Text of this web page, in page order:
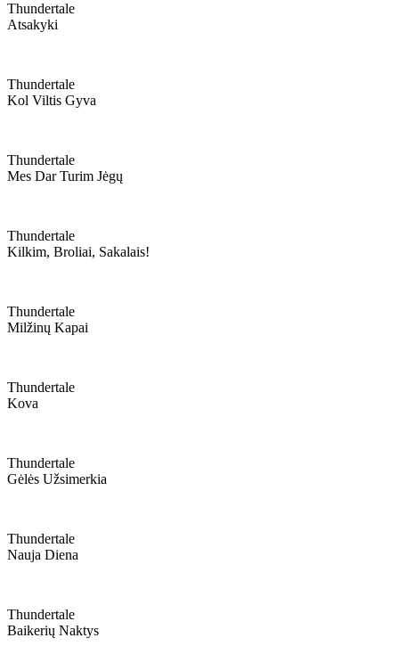
Thundertale
Atsakyki
Thundertale
Kol Viltis Gyva
Thundertale
Mes Dar Turim Jėgų
Thundertale
Kilkim, Broliai, Sakalais!
Thundertale
Milžinų Kapai
Thundertale
Kova
Thundertale
Gėlės Užsimerkia
Thundertale
Nauja Diena
Thundertale
Baikerių Naktys